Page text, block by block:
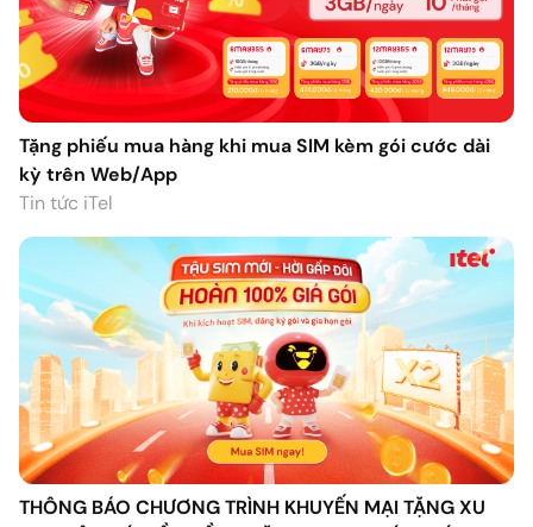
Tặng phiếu mua hàng khi mua SIM kèm gói cước dài
kỳ trên Web/App
Tin tức iTel
THÔNG BÁO CHƯƠNG TRÌNH KHUYẾN MẠI TẶNG XU